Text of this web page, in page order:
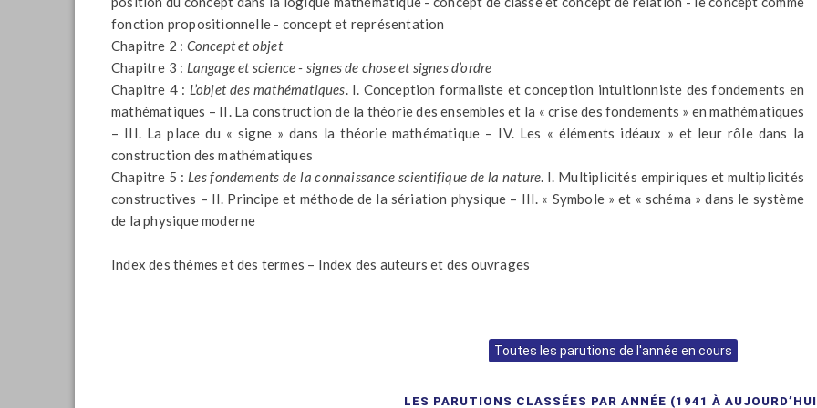
fonction propositionnelle - concept et représentation
Chapitre 2 : Concept et objet
Chapitre 3 : Langage et science - signes de chose et signes d’ordre
Chapitre 4 : L’objet des mathématiques. I. Conception formaliste et conception intuitionniste des fondements en
mathématiques – II. La construction de la théorie des ensembles et la « crise des fondements » en mathématiques
– III. La place du « signe » dans la théorie mathématique – IV. Les « éléments idéaux » et leur rôle dans la
construction des mathématiques
Chapitre 5 : Les fondements de la connaissance scientifique de la nature. I. Multiplicités empiriques et multiplicités
constructives – II. Principe et méthode de la sériation physique – III. « Symbole » et « schéma » dans le système
de la physique moderne
Index des thèmes et des termes – Index des auteurs et des ouvrages
Toutes les parutions de l'année en cours
LES PARUTIONS CLASSÉES PAR ANNÉE (1941 À